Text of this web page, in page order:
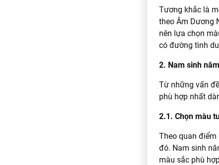
Tương khắc là
theo Âm Dương
nên lựa chọn
có đường tình
2. Nam sinh
Từ những vấn
phù hợp nhất
2.1. Chọn màu
Theo quan
đó. Nam sinh
màu sắc phù